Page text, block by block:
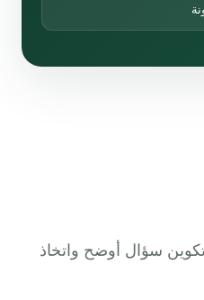
سؤال أوضح واتخاذ